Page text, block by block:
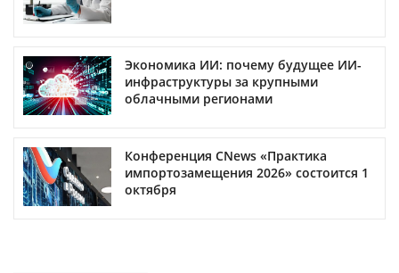
Экономика ИИ: почему будущее ИИ-
инфраструктуры за крупными
облачными регионами
Конференция CNews «Практика
импортозамещения 2026» состоится 1
октября